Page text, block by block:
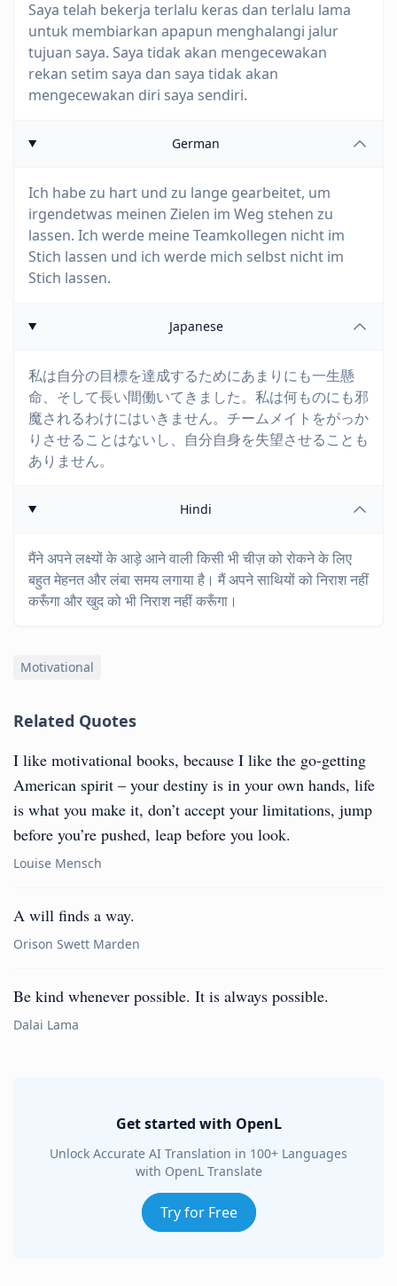
Saya telah bekerja terlalu keras dan terlalu lama
untuk membiarkan apapun menghalangi jalur
tujuan saya. Saya tidak akan mengecewakan
rekan setim saya dan saya tidak akan
mengecewakan diri saya sendiri.
German
Ich habe zu hart und zu lange gearbeitet, um
irgendetwas meinen Zielen im Weg stehen zu
lassen. Ich werde meine Teamkollegen nicht im
Stich lassen und ich werde mich selbst nicht im
Stich lassen.
Japanese
私は自分の目標を達成するためにあまりにも一生懸
命、そして長い間働いてきました。私は何ものにも邪
魔されるわけにはいきません。チームメイトをがっか
りさせることはないし、自分自身を失望させることも
ありません。
Hindi
मैंने अपने लक्ष्यों के आड़े आने वाली किसी भी चीज़ को रोकने के लिए
बहुत मेहनत और लंबा समय लगाया है। मैं अपने साथियों को निराश नहीं
करूँगा और खुद को भी निराश नहीं करूँगा।
Motivational
Related Quotes
I like motivational books, because I like the go-getting
American spirit – your destiny is in your own hands, life
is what you make it, don’t accept your limitations, jump
before you’re pushed, leap before you look.
Louise Mensch
A will finds a way.
Orison Swett Marden
Be kind whenever possible. It is always possible.
Dalai Lama
Get started with OpenL
Unlock Accurate AI Translation in 100+ Languages
with OpenL Translate
Try for Free